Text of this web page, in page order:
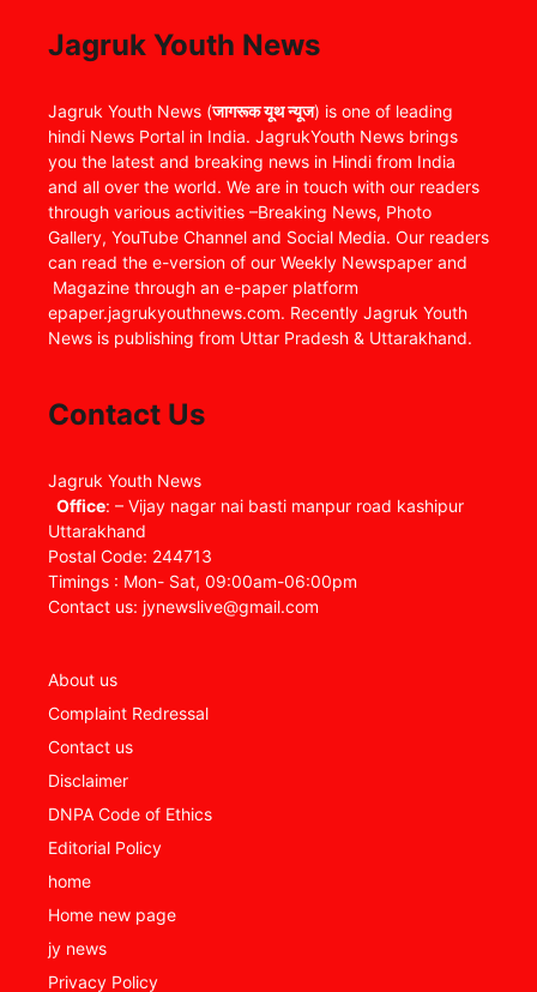
Jagruk Youth News
Jagruk Youth News (जागरूक यूथ न्यूज) is one of leading
hindi News Portal in India. JagrukYouth News brings
you the latest and breaking news in Hindi from India
and all over the world. We are in touch with our readers
through various activities –Breaking News, Photo
Gallery, YouTube Channel and Social Media. Our readers
can read the e-version of our Weekly Newspaper and
Magazine through an e-paper platform
epaper.jagrukyouthnews.com. Recently Jagruk Youth
News is publishing from Uttar Pradesh & Uttarakhand.
Contact Us
Jagruk Youth News
Office: – Vijay nagar nai basti manpur road kashipur
Uttarakhand
Postal Code: 244713
Timings : Mon- Sat, 09:00am-06:00pm
Contact us: jynewslive@gmail.com
About us
Complaint Redressal
Contact us
Disclaimer
DNPA Code of Ethics
Editorial Policy
home
Home new page
jy news
Privacy Policy